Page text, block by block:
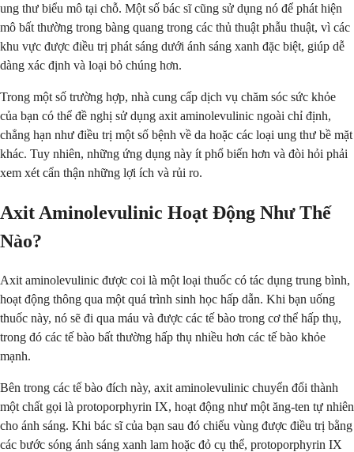
ung thư biểu mô tại chỗ. Một số bác sĩ cũng sử dụng nó để phát hiện
mô bất thường trong bàng quang trong các thủ thuật phẫu thuật, vì các
khu vực được điều trị phát sáng dưới ánh sáng xanh đặc biệt, giúp dễ
dàng xác định và loại bỏ chúng hơn.
Trong một số trường hợp, nhà cung cấp dịch vụ chăm sóc sức khỏe
của bạn có thể đề nghị sử dụng axit aminolevulinic ngoài chỉ định,
chẳng hạn như điều trị một số bệnh về da hoặc các loại ung thư bề mặt
khác. Tuy nhiên, những ứng dụng này ít phổ biến hơn và đòi hỏi phải
xem xét cẩn thận những lợi ích và rủi ro.
Axit Aminolevulinic Hoạt Động Như Thế
Nào?
Axit aminolevulinic được coi là một loại thuốc có tác dụng trung bình,
hoạt động thông qua một quá trình sinh học hấp dẫn. Khi bạn uống
thuốc này, nó sẽ đi qua máu và được các tế bào trong cơ thể hấp thụ,
trong đó các tế bào bất thường hấp thụ nhiều hơn các tế bào khỏe
mạnh.
Bên trong các tế bào đích này, axit aminolevulinic chuyển đổi thành
một chất gọi là protoporphyrin IX, hoạt động như một ăng-ten tự nhiên
cho ánh sáng. Khi bác sĩ của bạn sau đó chiếu vùng được điều trị bằng
các bước sóng ánh sáng xanh lam hoặc đỏ cụ thể, protoporphyrin IX